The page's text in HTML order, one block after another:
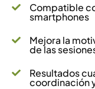
 Compatible
smartphones
 Mejora la
de las
 Resultados
coordinación